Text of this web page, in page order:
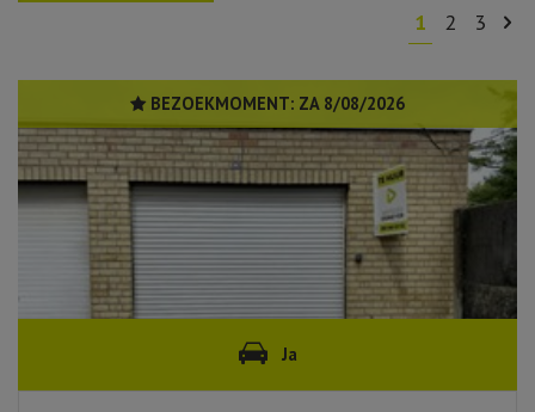
1 2 3
BEZOEKMOMENT: ZA 8/08/2026
Ja